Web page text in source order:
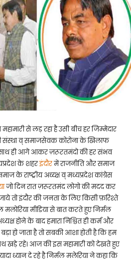
से लड़ रहा है उसी बीच हर जिम्मेदार
व् समाजसेवक कोरोना के खिलाफ
ही आगे आकर ज़रूरतमंदो की हर संभव
के शहरइंदौरमें राजनीति और समाज
के राष्ट्रीय अध्य्क्ष व् मध्यप्रदेश कांग्रेस
जो दिन रात ज़रूरतमंद लोगो की मदद कर
तो इंदौर की जनता के लिए किसी फ़रिश्ते
मीडिया से बात करते हुए निर्मल
होने के बाद हमारा निश्चित ही कर्म और
हो जाता है तो सबकी आशा होती है कि हम
रहे। आज की इस महामारी को देखते हुए
ध्यान दे रहे है निर्मल मलेरिया ने कहा कि